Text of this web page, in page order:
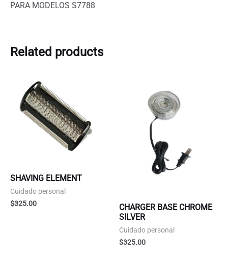
PARA MODELOS S7788
Related products
SHAVING ELEMENT
Cuidado personal
$325.00
CHARGER BASE CHROME
SILVER
Cuidado personal
$325.00